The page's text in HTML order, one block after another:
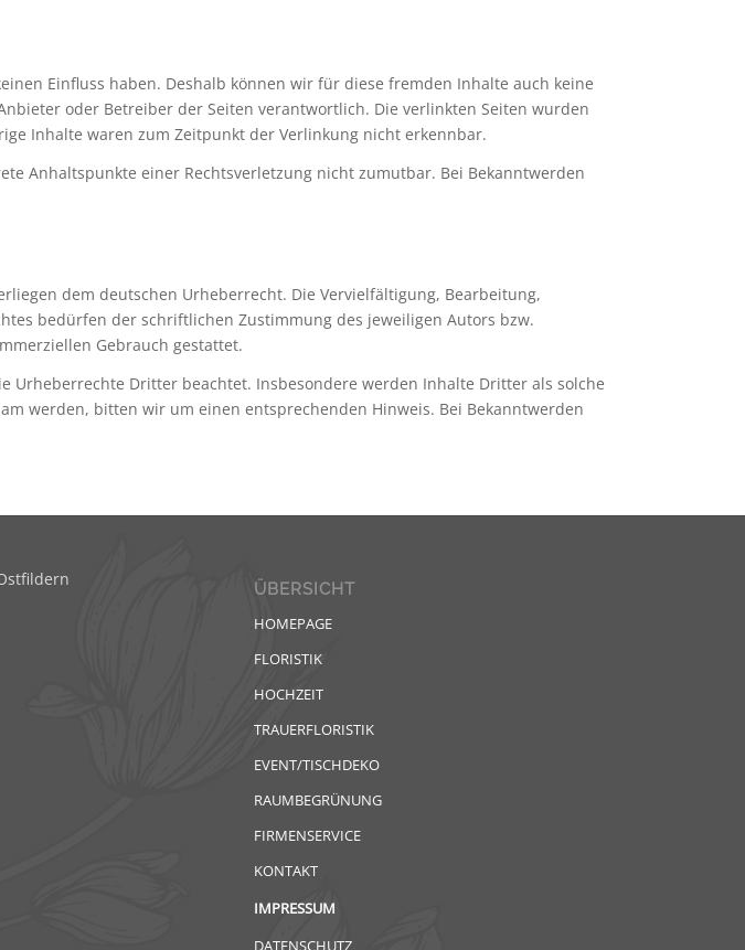
Einfluss haben. Deshalb können wir für diese fremden Inhalte auch keine
oder Betreiber der Seiten verantwortlich. Die verlinkten Seiten wurden
Inhalte waren zum Zeitpunkt der Verlinkung nicht erkennbar.
Anhaltspunkte einer Rechtsverletzung nicht zumutbar. Bei Bekanntwerden
dem deutschen Urheberrecht. Die Vervielfältigung, Bearbeitung,
bedürfen der schriftlichen Zustimmung des jeweiligen Autors bzw.
Gebrauch gestattet.
Dritter beachtet. Insbesondere werden Inhalte Dritter als solche
werden, bitten wir um einen entsprechenden Hinweis. Bei Bekanntwerden
ÜBERSICHT
HOMEPAGE
FLORISTIK
HOCHZEIT
TRAUERFLORISTIK
EVENT/TISCHDEKO
RAUMBEGRÜNUNG
FIRMENSERVICE
KONTAKT
IMPRESSUM
DATENSCHUTZ